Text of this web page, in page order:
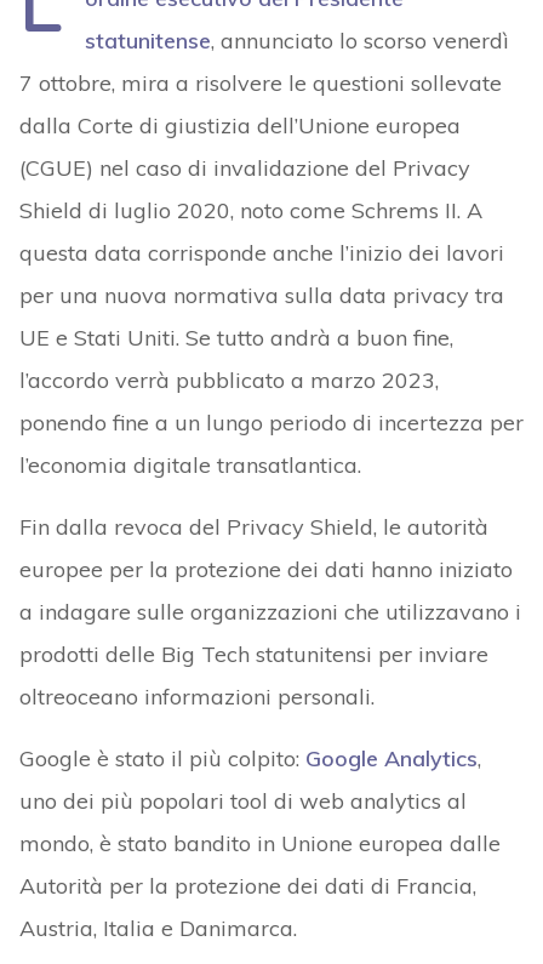
statunitense, annunciato lo scorso venerdì
7 ottobre, mira a risolvere le questioni sollevate
dalla Corte di giustizia dell’Unione europea
(CGUE) nel caso di invalidazione del Privacy
Shield di luglio 2020, noto come Schrems II. A
questa data corrisponde anche l’inizio dei lavori
per una nuova normativa sulla data privacy tra
UE e Stati Uniti. Se tutto andrà a buon fine,
l’accordo verrà pubblicato a marzo 2023,
ponendo fine a un lungo periodo di incertezza per
l’economia digitale transatlantica.
Fin dalla revoca del Privacy Shield, le autorità
europee per la protezione dei dati hanno iniziato
a indagare sulle organizzazioni che utilizzavano i
prodotti delle Big Tech statunitensi per inviare
oltreoceano informazioni personali.
Google è stato il più colpito: Google Analytics,
uno dei più popolari tool di web analytics al
mondo, è stato bandito in Unione europea dalle
Autorità per la protezione dei dati di Francia,
Austria, Italia e Danimarca.